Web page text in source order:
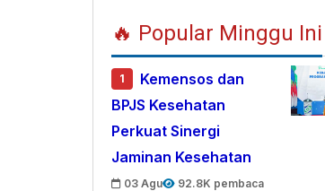
🔥 Popular Minggu Ini
1
Kemensos dan
BPJS Kesehatan
Perkuat Sinergi
Jaminan Kesehatan
03 Agu 92.8K pembaca